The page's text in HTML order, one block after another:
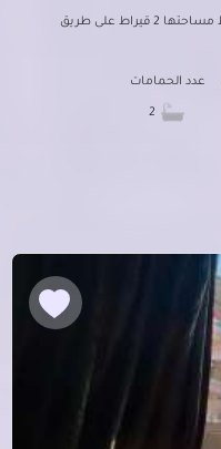
ڤيلا للبيع دورين كاملة المرافق تشطيب متوسط مساحتها 2 قيراط على طريق
عدد الحمامات